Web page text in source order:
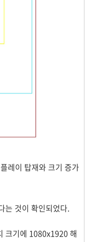
레이 탑재와 크기 증가
는 것이 확인되었다.
크기에 1080x1920 해